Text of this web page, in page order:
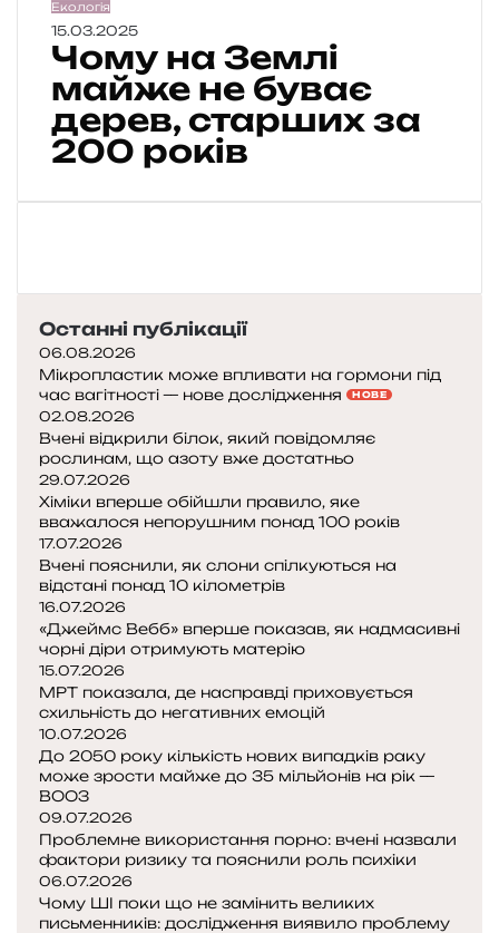
р
м
ж
х
и
ж
г
р
и
з
у
н
о
м
т
а
в
н
о
р
м
о
д
и
к
і
й
п
а
л
о
с
п
и
А
м
а
з
о
н
к
:
н
е
с
п
о
д
і
н
і
в
о
р
о
г
Ч
о
м
н
а
З
ж
е
н
е
у
в
а
є
д
е
р
е
в
,
с
т
а
р
ш
и
х
з
а
2
0
Екологія
15.03.2025
Чому на Землі
майже не буває
дерев, старших за
200 років
Останні публікації
06.08.2026
Мікропластик може впливати на гормони під
час вагітності — нове дослідження
НОВЕ
02.08.2026
Вчені відкрили білок, який повідомляє
рослинам, що азоту вже достатньо
29.07.2026
Хіміки вперше обійшли правило, яке
вважалося непорушним понад 100 років
17.07.2026
Вчені пояснили, як слони спілкуються на
відстані понад 10 кілометрів
16.07.2026
«Джеймс Вебб» вперше показав, як надмасивні
чорні діри отримують матерію
15.07.2026
МРТ показала, де насправді приховується
схильність до негативних емоцій
10.07.2026
До 2050 року кількість нових випадків раку
може зрости майже до 35 мільйонів на рік —
ВООЗ
09.07.2026
Проблемне використання порно: вчені назвали
фактори ризику та пояснили роль психіки
06.07.2026
Чому ШІ поки що не замінить великих
письменників: дослідження виявило проблему